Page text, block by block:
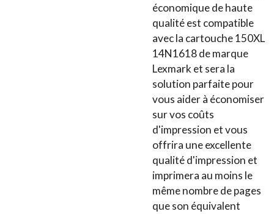
économique de haute
qualité est compatible
avec la cartouche 150XL
14N1618 de marque
Lexmark et sera la
solution parfaite pour
vous aider à économiser
sur vos coûts
d'impression et vous
offrira une excellente
qualité d'impression et
imprimera au moins le
même nombre de pages
que son équivalent